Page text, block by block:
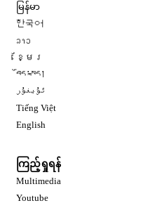
မြန်မာ
한국어
ລາວ
ខ្មែរ
བོད་སྐད།
ئۇيغۇر
Tiếng Việt
English
ကြည့်ရှုရန်
Multimedia
Youtube